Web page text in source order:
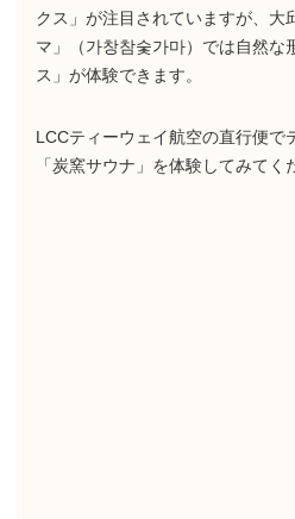
クス」が注目されていますが、大
マ」（가창참숯가마）では自然な
ス」が体験できます。
LCCティーウェイ航空の直行便で
「炭窯サウナ」を体験してみてく